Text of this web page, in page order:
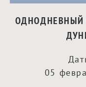
ОДНОДНЕВНЫЙ
05